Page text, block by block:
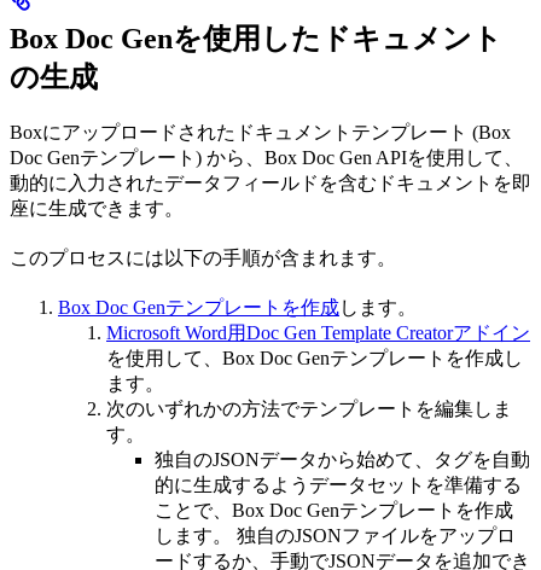
Box Doc Genを使用したドキュメント
の生成
Boxにアップロードされたドキュメントテンプレート (Box
Doc Genテンプレート) から、Box Doc Gen APIを使用して、
動的に入力されたデータフィールドを含むドキュメントを即
座に生成できます。
このプロセスには以下の手順が含まれます。
Box Doc Genテンプレートを作成します。
Microsoft Word用Doc Gen Template Creatorアドイン
を使用して、Box Doc Genテンプレートを作成し
ます。
次のいずれかの方法でテンプレートを編集しま
す。
独自のJSONデータから始めて、タグを自動
的に生成するようデータセットを準備する
ことで、Box Doc Genテンプレートを作成
します。 独自のJSONファイルをアップロ
ードするか、手動でJSONデータを追加でき